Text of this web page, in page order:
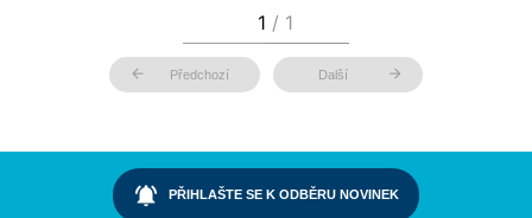
arrow_back Předchozí Další arrow_forward
notifications_active PŘIHLAŠTE SE K ODBĚRU NOVINEK